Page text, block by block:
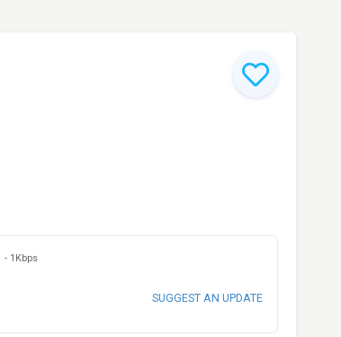
- 1Kbps
SUGGEST AN UPDATE